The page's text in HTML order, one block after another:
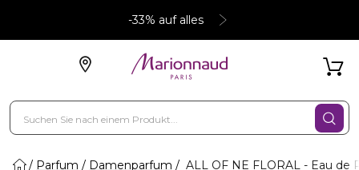
-33% auf alles
Parfum Damenparfum ALL OF NE FLORAL - Eau de